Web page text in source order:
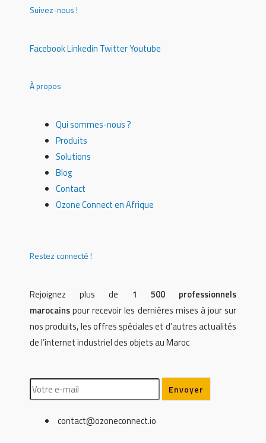
Suivez-nous !
FacebookLinkedin TwitterYoutube
À propos
Qui sommes-nous ?
Produits
Solutions
Blog
Contact
Ozone Connect en Afrique
Restez connecté !
Rejoignez plus de 1 500 professionnels
marocainspour recevoir les dernières mises à jour sur
nos produits, les offres spéciales et d’autres actualités
de l’internet industriel des objets au Maroc
contact@ozoneconnect.io